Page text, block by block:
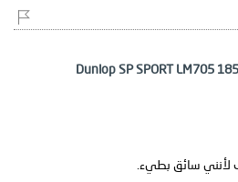
لأنني سائق بطيء.